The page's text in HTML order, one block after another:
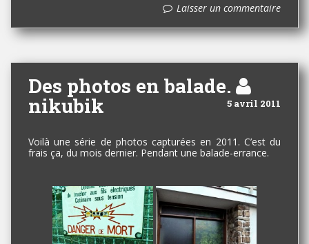
Laisser un commentaire
Des photos en balade.
5 avril 2011
nikubik
Voilà une série de photos capturées en 2011. C’est du
frais ça, du mois dernier. Pendant une balade-errance.